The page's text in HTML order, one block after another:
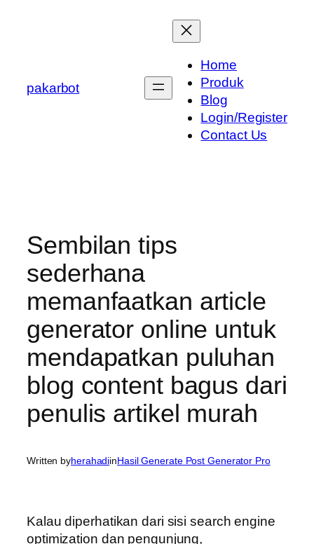
pakarbot
Home
Produk
Blog
Login/Register
Contact Us
Sembilan tips
sederhana
memanfaatkan article
generator online untuk
mendapatkan puluhan
blog content bagus dari
penulis artikel murah
Written byherahadiinHasil Generate Post Generator Pro
Kalau diperhatikan dari sisi search engine
optimization dan pengunjung,